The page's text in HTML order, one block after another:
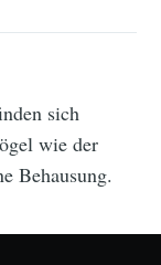
sich
wie der
Behausung.